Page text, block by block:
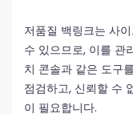
저품질 백링크는 사
수 있으므로, 이를 관
치 콘솔과 같은 도구
점검하고, 신뢰할 수
이 필요합니다.